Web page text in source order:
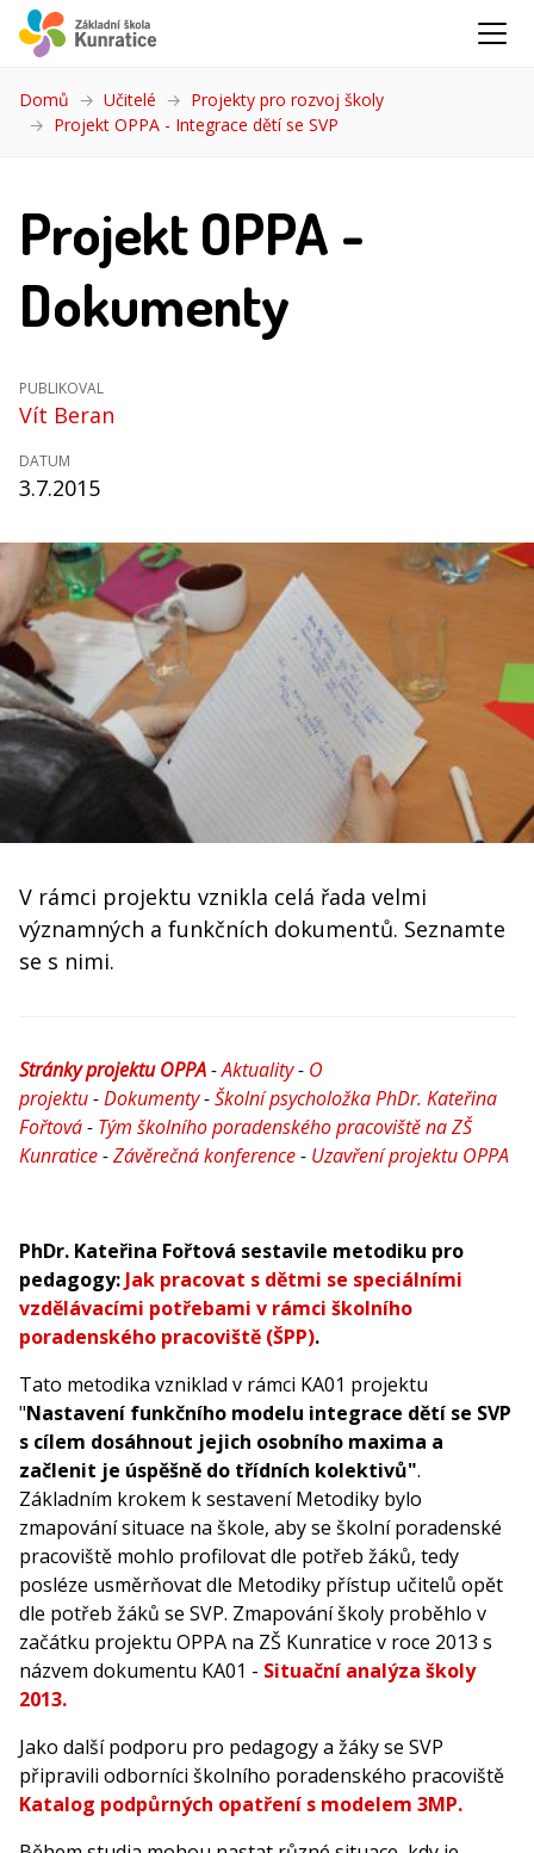
Domů Učitelé
Projekty pro rozvoj školy
Projekt OPPA - Integrace dětí se SVP
Projekt OPPA -
Dokumenty
PUBLIKOVAL
Vít Beran
DATUM
3.7.2015
V rámci projektu vznikla celá řada velmi
významných a funkčních dokumentů. Seznamte
se s nimi.
Stránky projektu OPPA-Aktuality- O
projektu-Dokumenty-Školní psycholožka PhDr. Kateřina
Fořtová- Tým školního poradenského pracoviště na ZŠ
Kunratice-Závěrečná konference- Uzavření projektu OPPA
PhDr. Kateřina Fořtová sestavile metodiku pro
pedagogy: Jak pracovat s dětmi se speciálními
vzdělávacími potřebami v rámci školního
poradenského pracoviště (ŠPP).
Tato metodika vzniklad v rámci KA01 projektu
"Nastavení funkčního modelu integrace dětí se SVP
s cílem dosáhnout jejich osobního maxima a
začlenit je úspěšně do třídních kolektivů".
Základním krokem k sestavení Metodiky bylo
zmapování situace na škole, aby se školní poradenské
pracoviště mohlo profilovat dle potřeb žáků, tedy
posléze usměrňovat dle Metodiky přístup učitelů opět
dle potřeb žáků se SVP. Zmapování školy proběhlo v
začátku projektu OPPA na ZŠ Kunratice v roce 2013 s
názvem dokumentu KA01 - Situační analýza školy
2013.
Jako další podporu pro pedagogy a žáky se SVP
připravili odborníci školního poradenského pracoviště
Katalog podpůrných opatření s modelem 3MP.